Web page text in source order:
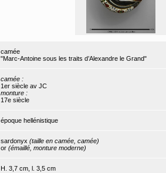
camée
"Marc-Antoine sous les traits d’Alexandre le Grand"
camée :
1er siècle av JC
monture :
17e siècle
époque hellénistique
sardonyx (taille en camée, camée)
or (émaillé, monture moderne)
H. 3,7 cm, l. 3,5 cm